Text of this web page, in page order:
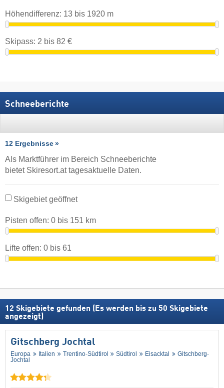
Höhendifferenz: 13 bis 1920 m
Skipass: 2 bis 82 €
Schneeberichte
12 Ergebnisse
Als Marktführer im Bereich Schneeberichte
bietet Skiresort.at tagesaktuelle Daten.
Skigebiet geöffnet
Pisten offen: 0 bis 151 km
Lifte offen: 0 bis 61
12 Skigebiete gefunden (Es werden bis zu 50 Skigebiete
angezeigt)
Gitschberg Jochtal
Europa Italien Trentino-Südtirol Südtirol Eisacktal
Gitschberg-
Jochtal